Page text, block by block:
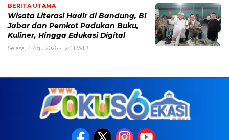
BERITA UTAMA
Wisata Literasi Hadir di Bandung, BI
Jabar dan Pemkot Padukan Buku,
Kuliner, Hingga Edukasi Digital
Selasa, 4 Agu 2026 - 12:41 WIB